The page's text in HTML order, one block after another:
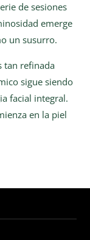
de sesiones
emerge
un susurro.
tan refinada
sigue siendo
facial integral.
en la piel